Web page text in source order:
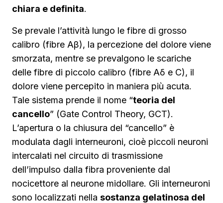
chiara e definita.
Se prevale l’attività lungo le fibre di grosso
calibro (fibre Aβ), la percezione del dolore viene
smorzata, mentre se prevalgono le scariche
delle fibre di piccolo calibro (fibre Aδ e C), il
dolore viene percepito in maniera più acuta.
Tale sistema prende il nome “teoria del
cancello” (Gate Control Theory, GCT).
L’apertura o la chiusura del “cancello” è
modulata dagli interneuroni, cioè piccoli neuroni
intercalati nel circuito di trasmissione
dell’impulso dalla fibra proveniente dal
nocicettore al neurone midollare. Gli interneuroni
sono localizzati nella sostanza gelatinosa del